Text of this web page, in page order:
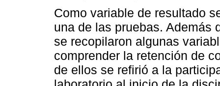
Como variable de resultado
una de las pruebas. Además
se recopilaron algunas
comprender la retención de
de ellos se refirió a la